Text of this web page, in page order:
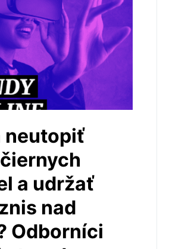
neutopiť
a udržať
nad
Odborníci